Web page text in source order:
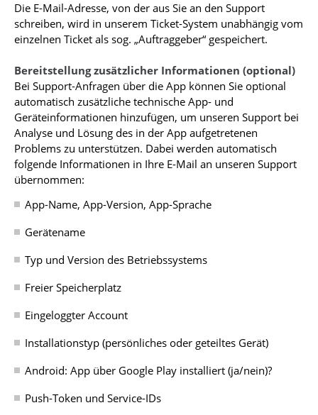
Die E-Mail-Adresse, von der aus Sie an den Support
schreiben, wird in unserem Ticket-System unabhängig vom
einzelnen Ticket als sog. „Auftraggeber“ gespeichert.
Bereitstellung zusätzlicher Informationen (optional)
Bei Support-Anfragen über die App können Sie optional
automatisch zusätzliche technische App- und
Geräteinformationen hinzufügen, um unseren Support bei
Analyse und Lösung des in der App aufgetretenen
Problems zu unterstützen. Dabei werden automatisch
folgende Informationen in Ihre E-Mail an unseren Support
übernommen:
App-Name, App-Version, App-Sprache
Gerätename
Typ und Version des Betriebssystems
Freier Speicherplatz
Eingeloggter Account
Installationstyp (persönliches oder geteiltes Gerät)
Android: App über Google Play installiert (ja/nein)?
Push-Token und Service-IDs